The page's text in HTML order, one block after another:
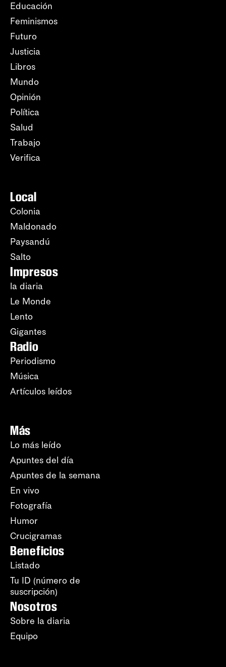
Educación
Feminismos
Futuro
Justicia
Libros
Mundo
Opinión
Política
Salud
Trabajo
Verifica
Local
Colonia
Maldonado
Paysandú
Salto
Impresos
la diaria
Le Monde
Lento
Gigantes
Radio
Periodismo
Música
Artículos leídos
Más
Lo más leído
Apuntes del día
Apuntes de la semana
En vivo
Fotografía
Humor
Crucigramas
Beneficios
Listado
Tu ID (número de
suscripción)
Nosotros
Sobre la diaria
Equipo